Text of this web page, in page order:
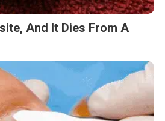
And It Dies From A